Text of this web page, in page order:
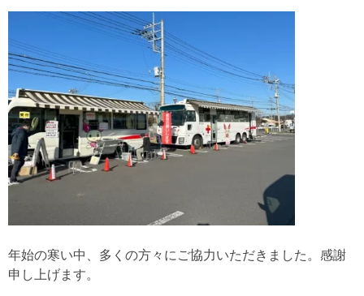
年始の寒い中、多くの方々にご協力いただきました。感謝
申し上げます。